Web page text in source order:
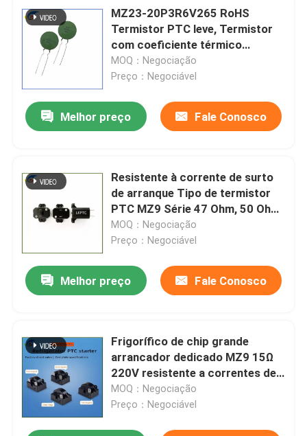
Para casa
vídeos
Sobre nós
Visita à fábrica
Controle de qualidade
Contacte-nos
Notícias
MZ23-20P3R6V265 RoHS
Termistor PTC leve, Termistor
com coeficiente térmico
positivo estável para proteção
contra sobrecorrência
MOQ：Negociação
Preço：Negociável
Melhor preço Fale Conosco
Resistente à corrente de surto
de arranque Tipo de termistor
PTC MZ9 Série 47 Ohm, 50 Ohm,
68 Ohm, 100 Ohm Vários valores
de resistência
MOQ：Negociação
Preço：Negociável
Melhor preço Fale Conosco
Frigorífico de chip grande
arrancador dedicado MZ9 15Ω
220V resistente a correntes de
sobretensão PTC tipo termistor
para arranque do motor
MOQ：Negociação
Preço：Negociável